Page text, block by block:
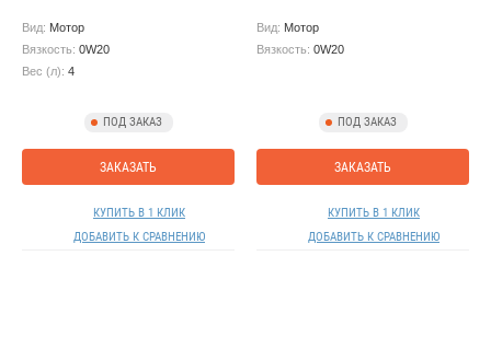
Вид: Мотор
Вязкость: 0W20
Вес (л): 4
ПОД ЗАКАЗ
ЗАКАЗАТЬ
КУПИТЬ В 1 КЛИК
ДОБАВИТЬ К СРАВНЕНИЮ
Вид: Мотор
Вязкость: 0W20
ПОД ЗАКАЗ
ЗАКАЗАТЬ
КУПИТЬ В 1 КЛИК
ДОБАВИТЬ К СРАВНЕНИЮ